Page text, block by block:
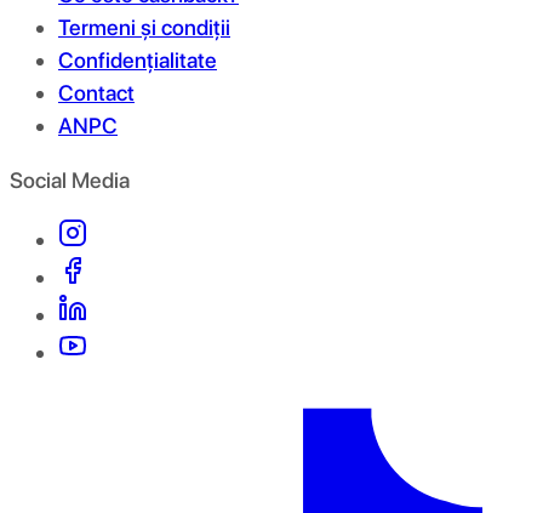
Termeni și condiții
Confidențialitate
Contact
ANPC
Social Media